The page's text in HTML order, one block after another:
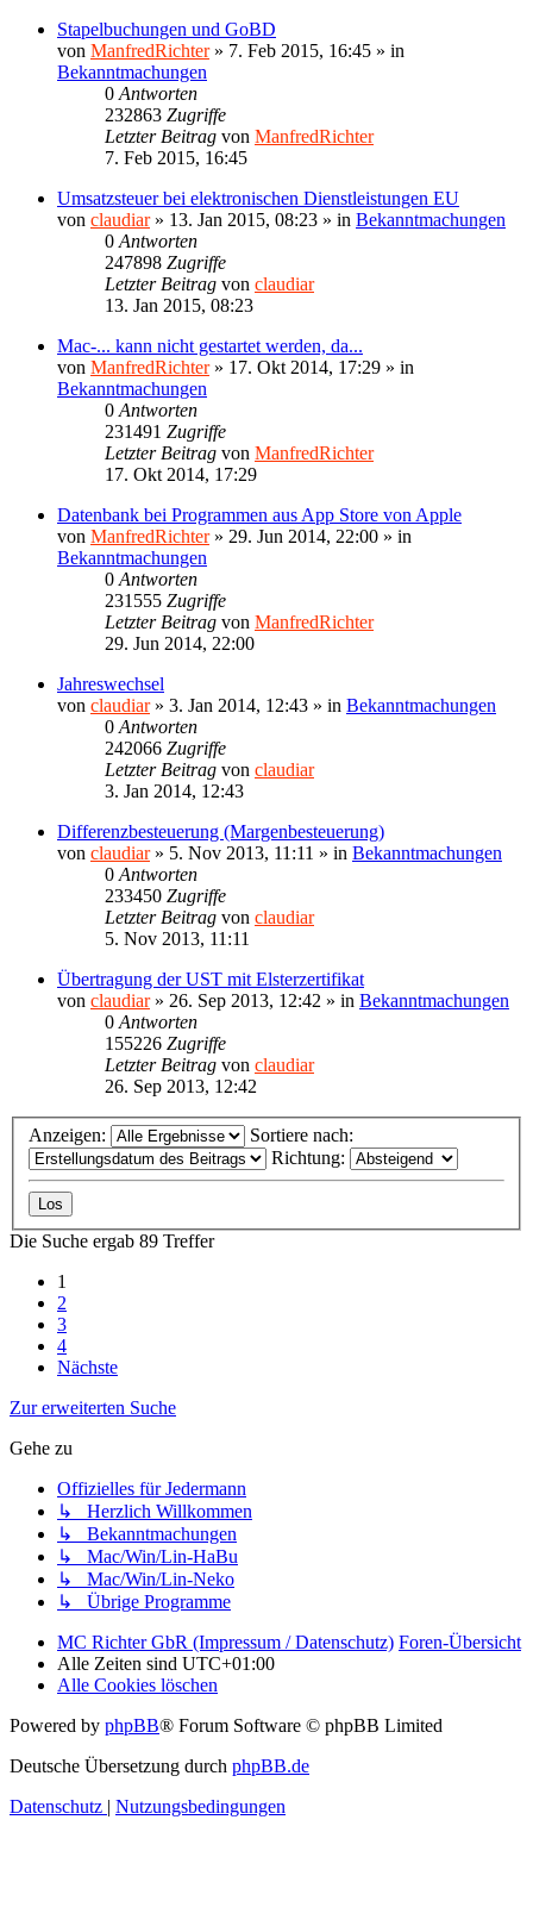
Stapelbuchungen und GoBD
von ManfredRichter» 7. Feb 2015, 16:45 » in
Bekanntmachungen
0 Antworten
232863 Zugriffe
Letzter Beitrag von ManfredRichter
7. Feb 2015, 16:45
Umsatzsteuer bei elektronischen Dienstleistungen EU
von claudiar» 13. Jan 2015, 08:23 » in Bekanntmachungen
0 Antworten
247898 Zugriffe
Letzter Beitrag von claudiar
13. Jan 2015, 08:23
Mac-... kann nicht gestartet werden, da...
von ManfredRichter» 17. Okt 2014, 17:29 » in
Bekanntmachungen
0 Antworten
231491 Zugriffe
Letzter Beitrag von ManfredRichter
17. Okt 2014, 17:29
Datenbank bei Programmen aus App Store von Apple
von ManfredRichter» 29. Jun 2014, 22:00 » in
Bekanntmachungen
0 Antworten
231555 Zugriffe
Letzter Beitrag von ManfredRichter
29. Jun 2014, 22:00
Jahreswechsel
von claudiar» 3. Jan 2014, 12:43 » in Bekanntmachungen
0 Antworten
242066 Zugriffe
Letzter Beitrag von claudiar
3. Jan 2014, 12:43
Differenzbesteuerung (Margenbesteuerung)
von claudiar» 5. Nov 2013, 11:11 » in Bekanntmachungen
0 Antworten
233450 Zugriffe
Letzter Beitrag von claudiar
5. Nov 2013, 11:11
Übertragung der UST mit Elsterzertifikat
von claudiar» 26. Sep 2013, 12:42 » in Bekanntmachungen
0 Antworten
155226 Zugriffe
Letzter Beitrag von claudiar
26. Sep 2013, 12:42
Anzeigen:
Sortiere nach:
Richtung:
Die Suche ergab 89 Treffer
1
2
3
4
Nächste
Zur erweiterten Suche
Gehe zu
Offizielles für Jedermann
↳ Herzlich Willkommen
↳ Bekanntmachungen
↳ Mac/Win/Lin-HaBu
↳ Mac/Win/Lin-Neko
↳ Übrige Programme
MC Richter GbR (Impressum / Datenschutz) Foren-Übersicht
Alle Zeiten sind UTC+01:00
Alle Cookies löschen
Powered by phpBB® Forum Software © phpBB Limited
Deutsche Übersetzung durch phpBB.de
Datenschutz
Nutzungsbedingungen